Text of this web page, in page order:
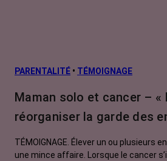
PARENTALITÉ • TÉMOIGNAGE
Maman solo et cancer – «
réorganiser la garde des
TÉMOIGNAGE. Élever un ou plusieurs
une mince affaire. Lorsque le cancer